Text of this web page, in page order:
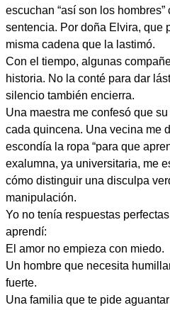
escuchan “así son los hombres”
sentencia. Por doña Elvira, que
misma cadena que la lastimó.
Con el tiempo, algunas
historia. No la conté para dar
silencio también encierra.
Una maestra me confesó que
cada quincena. Una vecina me
escondía la ropa “para que
exalumna, ya universitaria, me
cómo distinguir una disculpa
manipulación.
Yo no tenía respuestas
aprendí:
El amor no empieza con miedo.
Un hombre que necesita
fuerte.
Una familia que te pide